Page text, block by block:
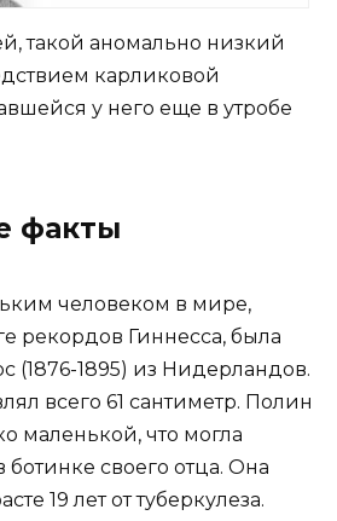
такой аномально низкий
карликовой
у него еще в утробе
факты
человеком в мире,
рекордов Гиннесса, была
(1876-1895) из Нидерландов.
всего 61 сантиметр. Полин
маленькой, что могла
ботинке своего отца. Она
19 лет от туберкулеза.